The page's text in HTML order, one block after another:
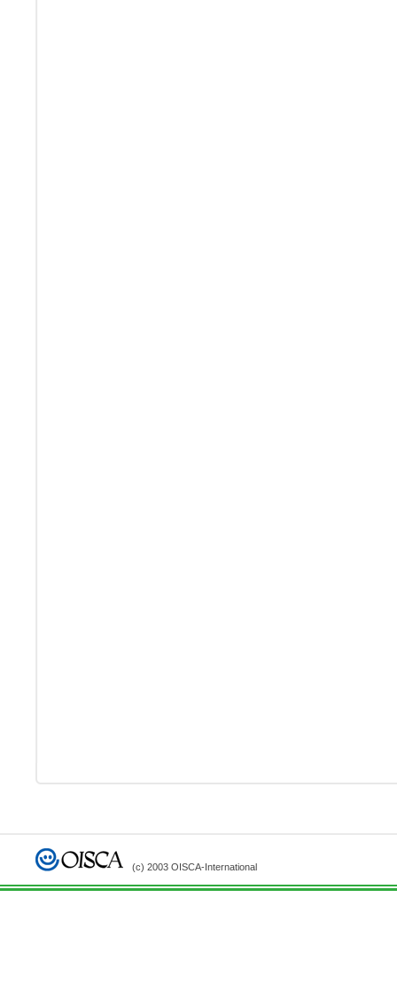
(c) 2003 OISCA-International